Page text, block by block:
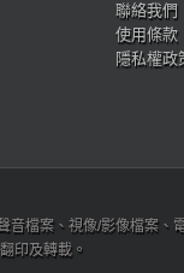
聯絡我們
使用條款
隱私權政
檔案、視像/影像檔案
印及轉載。